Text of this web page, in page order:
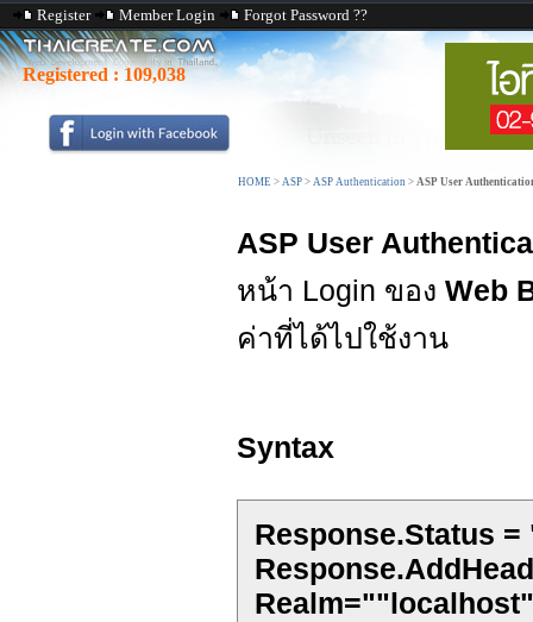
Register Member Login Forgot Password ??
Registered : 109,038
HOME > ASP > ASP Authentication > ASP User
ASP User
หน้า Login ของ Web
ค่าที่ได้ไปใช้งาน
Syntax
Response.Status